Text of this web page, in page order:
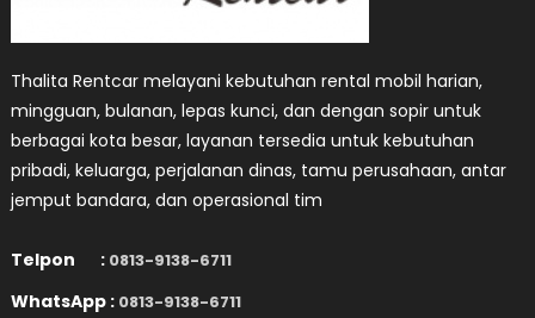
Thalita Rentcar melayani kebutuhan rental mobil harian,
mingguan, bulanan, lepas kunci, dan dengan sopir untuk
berbagai kota besar, layanan tersedia untuk kebutuhan
pribadi, keluarga, perjalanan dinas, tamu perusahaan, antar
jemput bandara, dan operasional tim
Telpon : 0813-9138-6711
WhatsApp : 0813-9138-6711